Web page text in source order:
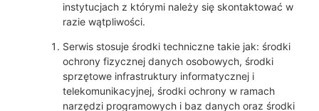
instytucjach z którymi należy się skontaktować w
razie wątpliwości.
Serwis stosuje środki techniczne takie jak: środki
ochrony fizycznej danych osobowych, środki
sprzętowe infrastruktury informatycznej i
telekomunikacyjnej, środki ochrony w ramach
narzędzi programowych i baz danych oraz środki